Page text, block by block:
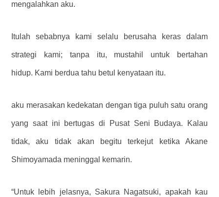
mengalahkan aku.
Itulah sebabnya kami selalu berusaha keras dalam
strategi kami; tanpa itu, mustahil untuk bertahan
hidup. Kami berdua tahu betul kenyataan itu.
aku merasakan kedekatan dengan tiga puluh satu orang
yang saat ini bertugas di Pusat Seni Budaya. Kalau
tidak, aku tidak akan begitu terkejut ketika Akane
Shimoyamada meninggal kemarin.
“Untuk lebih jelasnya, Sakura Nagatsuki, apakah kau